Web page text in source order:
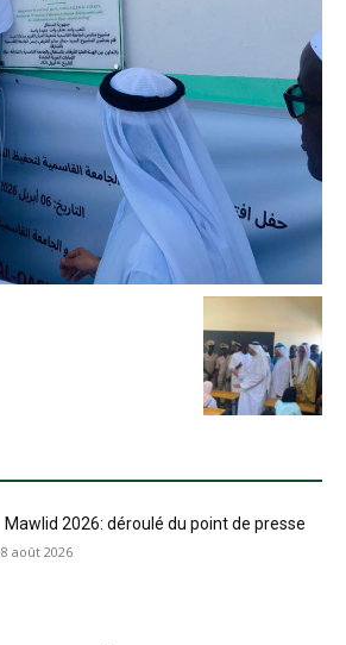
Mawlid 2026: déroulé du point de presse
8 août 2026